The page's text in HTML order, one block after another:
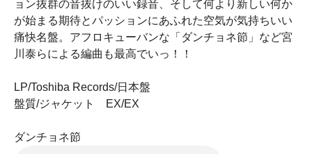
ョン抜群の音抜けのいい録音、そして何より新しい何か
が始まる期待とパッションにあふれた空気が気持ちいい
痛快名盤。アフロキューバンな「ダンチョネ節」など宮
川泰らによる編曲も最高でいっ！！
LP/Toshiba Records/日本盤
盤質/ジャケット EX/EX
ダンチョネ節